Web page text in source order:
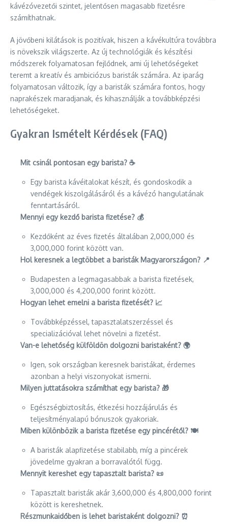
kávézóvezetői szintet, jelentősen magasabb fizetésre
számíthatnak.
A jövőbeni kilátások is pozitívak, hiszen a kávékultúra továbbra
is növekszik világszerte. Az új technológiák és készítési
módszerek folyamatosan fejlődnek, ami új lehetőségeket
teremt a kreatív és ambiciózus baristák számára. Az iparág
folyamatosan változik, így a baristák számára fontos, hogy
naprakészek maradjanak, és kihasználják a továbbképzési
lehetőségeket.
Gyakran Ismételt Kérdések (FAQ)
Mit csinál pontosan egy barista? ☕
Egy barista kávéitalokat készít, és gondoskodik a
vendégek kiszolgálásáról és a kávézó hangulatának
fenntartásáról.
Mennyi egy kezdő barista fizetése? 💰
Kezdőként az éves fizetés általában 2,000,000 és
3,000,000 forint között van.
Hol keresnek a legtöbbet a baristák Magyarországon? 📍
Budapesten a legmagasabbak a barista fizetések,
3,000,000 és 4,200,000 forint között.
Hogyan lehet emelni a barista fizetését? 📈
Továbbképzéssel, tapasztalatszerzéssel és
specializációval lehet növelni a fizetést.
Van-e lehetőség külföldön dolgozni baristaként? 🌍
Igen, sok országban keresnek baristákat, érdemes
azonban a helyi viszonyokat ismerni.
Milyen juttatásokra számíthat egy barista? 🎁
Egészségbiztosítás, étkezési hozzájárulás és
teljesítményalapú bónuszok gyakoriak.
Miben különbözik a barista fizetése egy pincérétől? 🍽
A baristák alapfizetése stabilabb, míg a pincérek
jövedelme gyakran a borravalótól függ.
Mennyit kereshet egy tapasztalt barista? 📜
Tapasztalt baristák akár 3,600,000 és 4,800,000 forint
között is kereshetnek.
Részmunkaidőben is lehet baristaként dolgozni? ⏰